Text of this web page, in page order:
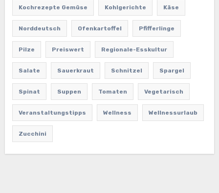
Kochrezepte Gemüse Kohlgerichte Käse
Norddeutsch Ofenkartoffel Pfifferlinge
Pilze Preiswert Regionale-Esskultur
Salate Sauerkraut Schnitzel Spargel
Spinat Suppen Tomaten Vegetarisch
Veranstaltungstipps Wellness Wellnessurlaub
Zucchini